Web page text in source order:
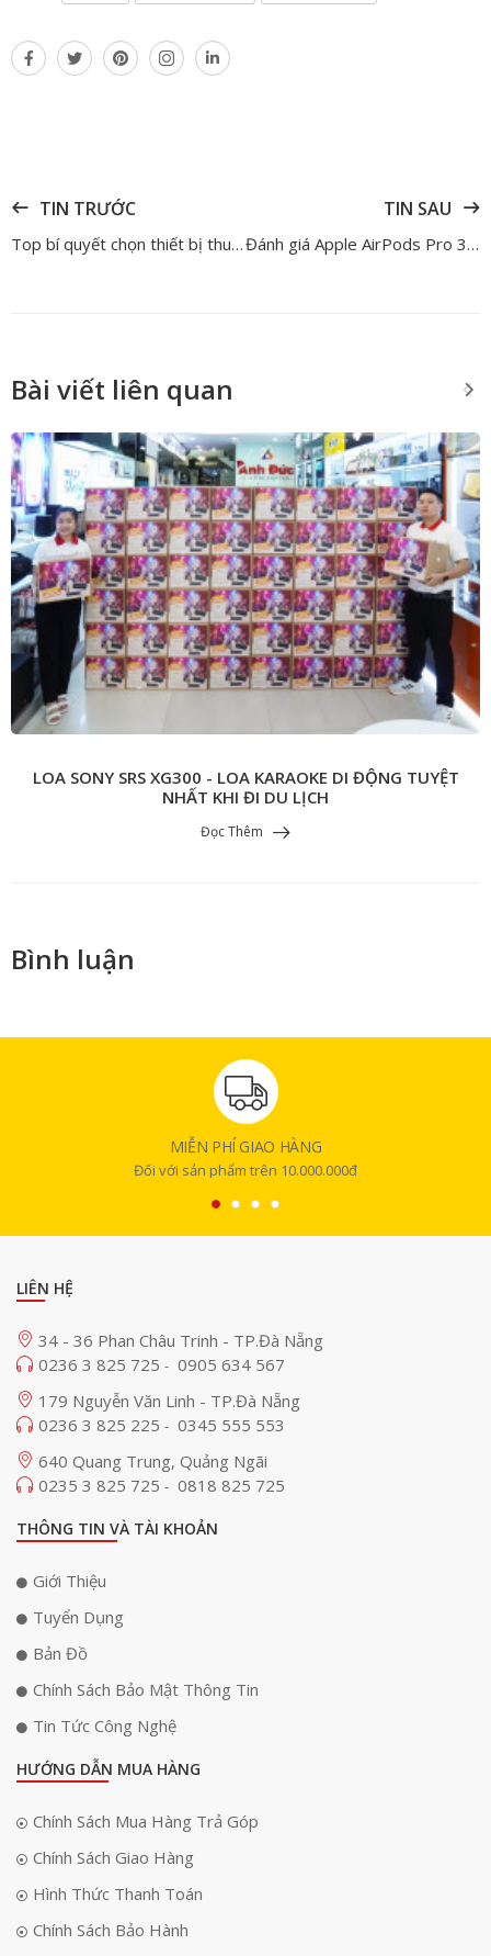
TIN TRƯỚC
Top bí quyết chọn thiết bị thu âm chuyên nghiệp giá rẻ, chất lượng chuẩn phòng thu
TIN SAU
Đánh giá Apple AirPods Pro 3 – Tiệm cận sự hoàn hảo và hữu ích
Bài viết liên quan
LOA SONY SRS XG300 - LOA KARAOKE DI ĐỘNG TUYỆT
NHẤT KHI ĐI DU LỊCH
Đọc Thêm
Bình luận
MIỄN PHÍ GIAO HÀNG
Đối với sản phẩm trên 10.000.000đ
LIÊN HỆ
34 - 36 Phan Châu Trinh - TP.Đà Nẵng
0236 3 825 725 - 0905 634 567
179 Nguyễn Văn Linh - TP.Đà Nẵng
0236 3 825 225 - 0345 555 553
640 Quang Trung, Quảng Ngãi
0235 3 825 725 - 0818 825 725
THÔNG TIN VÀ TÀI KHOẢN
Giới Thiệu
Tuyển Dụng
Bản Đồ
Chính Sách Bảo Mật Thông Tin
Tin Tức Công Nghệ
HƯỚNG DẪN MUA HÀNG
Chính Sách Mua Hàng Trả Góp
Chính Sách Giao Hàng
Hình Thức Thanh Toán
Chính Sách Bảo Hành